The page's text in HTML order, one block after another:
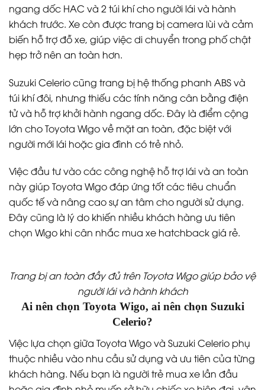
ngang dốc HAC và 2 túi khí cho người lái và hành
khách trước. Xe còn được trang bị camera lùi và cảm
biến hỗ trợ đỗ xe, giúp việc di chuyển trong phố chật
hẹp trở nên an toàn hơn.
Suzuki Celerio cũng trang bị hệ thống phanh ABS và
túi khí đôi, nhưng thiếu các tính năng cân bằng điện
tử và hỗ trợ khởi hành ngang dốc. Đây là điểm cộng
lớn cho Toyota Wigo về mặt an toàn, đặc biệt với
người mới lái hoặc gia đình có trẻ nhỏ.
Việc đầu tư vào các công nghệ hỗ trợ lái và an toàn
này giúp Toyota Wigo đáp ứng tốt các tiêu chuẩn
quốc tế và nâng cao sự an tâm cho người sử dụng.
Đây cũng là lý do khiến nhiều khách hàng ưu tiên
chọn Wigo khi cân nhắc mua xe hatchback giá rẻ.
Trang bị an toàn đầy đủ trên Toyota Wigo giúp bảo vệ
người lái và hành khách
Ai nên chọn Toyota Wigo, ai nên chọn Suzuki
Celerio?
Việc lựa chọn giữa Toyota Wigo và Suzuki Celerio phụ
thuộc nhiều vào nhu cầu sử dụng và ưu tiên của từng
khách hàng. Nếu bạn là người trẻ mua xe lần đầu